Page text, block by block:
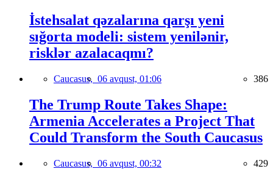
İstehsalat qəzalarına qarşı yeni
sığorta modeli: sistem yenilənir,
risklər azalacaqmı?
Caucasus, 06 avqust, 01:06 386
The Trump Route Takes Shape:
Armenia Accelerates a Project That
Could Transform the South Caucasus
Caucasus, 06 avqust, 00:32 429